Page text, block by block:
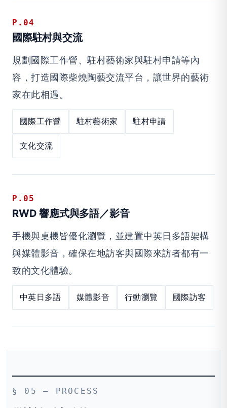
P.04
國際駐村與交流
規劃國際工作營、駐村藝術家與駐村申請等內
容，打造國際柴燒陶藝交流平台，讓世界的藝術
家在此相遇。
國際工作營 駐村藝術家 駐村申請
文化交流
P.05
RWD 響應式與多語／影音
手機與桌機皆優化瀏覽，並建置中英日多語架構
與媒體影音，確保在地訪客與國際來訪者都有一
致的文化體驗。
中英日多語 媒體影音 行動瀏覽 國際訪客
§ 05 — PROCESS